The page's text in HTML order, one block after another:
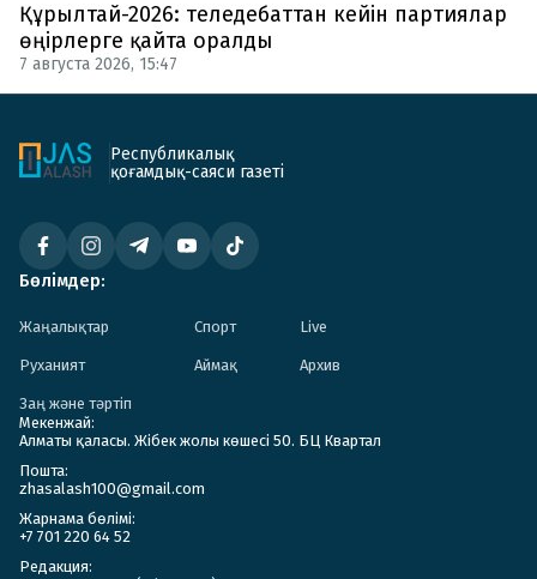
Құрылтай-2026: теледебаттан кейін партиялар
өңірлерге қайта оралды
7 августа 2026, 15:47
Республикалық
қоғамдық-саяси газеті
Бөлімдер:
Жаңалықтар Спорт Live
Руханият Аймақ Архив
Заң және тәртіп
Мекенжай:
Алматы қаласы. Жібек жолы көшесі 50. БЦ Квартал
Пошта:
zhasalash100@gmail.com
Жарнама бөлімі:
+7 701 220 64 52
Редакция: